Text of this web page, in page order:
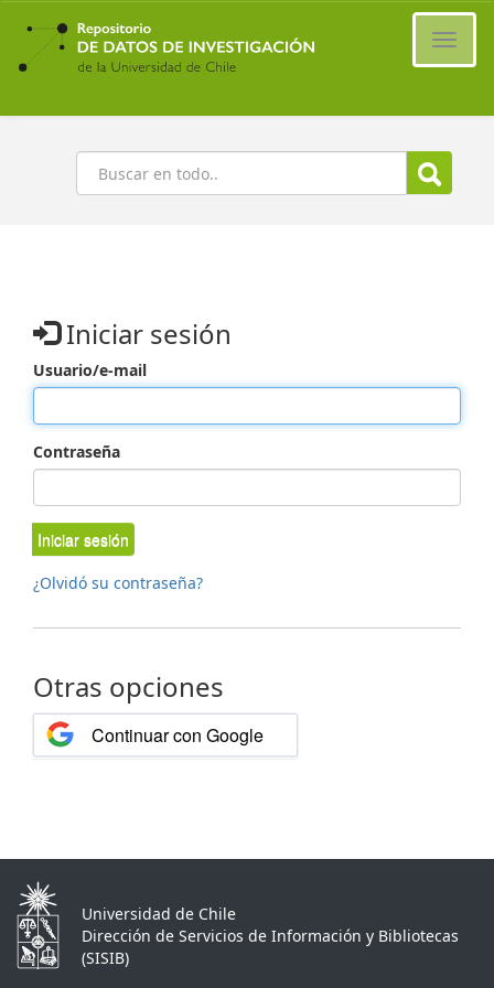
Ir
contenido
principal
Buscar
Iniciar sesión
Usuario/e-mail
Contraseña
Iniciar sesión
¿Olvidó su contraseña?
Otras opciones
Continuar con Google
Universidad de Chile
Dirección de Servicios de Información y Bibliotecas
(SISIB)